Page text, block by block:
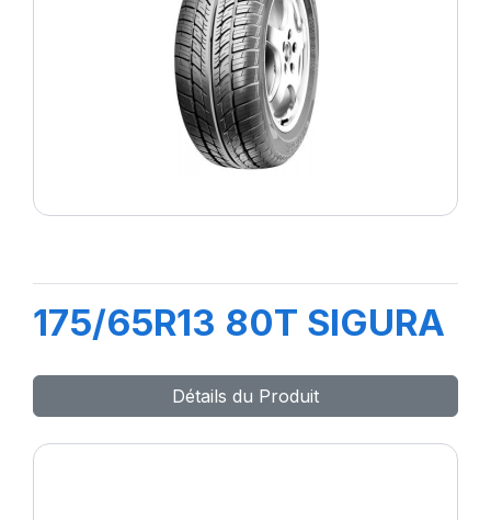
175/65R13 80T SIGURA
Détails du Produit